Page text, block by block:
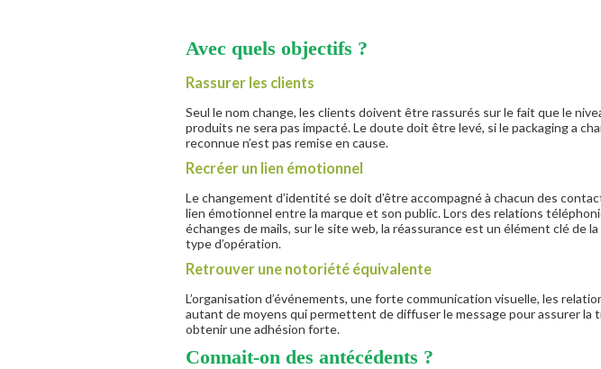
Avec quels objectifs ?
Rassurer les clients
Seul le nom change, les clients doivent être rassurés sur le fait que le
produits ne sera pas impacté. Le doute doit être levé, si le packaging a
reconnue n’est pas remise en cause.
Recréer un lien émotionnel
Le changement d’identité se doit d’être accompagné à chacun des
lien émotionnel entre la marque et son public. Lors des relations
échanges de mails, sur le site web, la réassurance est un élément clé de
type d’opération.
Retrouver une notoriété équivalente
L’organisation d’événements, une forte communication visuelle, les
autant de moyens qui permettent de diffuser le message pour assurer la
obtenir une adhésion forte.
Connait-on des antécédents ?